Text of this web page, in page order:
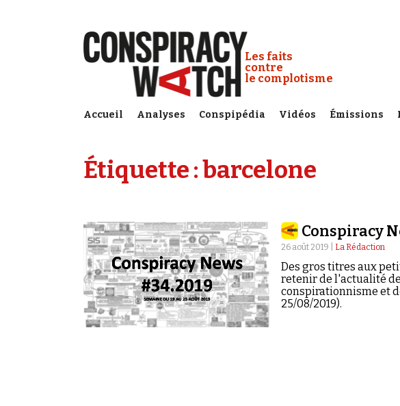
Conspiracy Watch :
Les faits
contre
le complotisme
Accueil Analyses Conspipédia Vidéos Émissions
Étiquette :barcelone
Conspiracy
26 août 2019 | La Rédaction
Des gros titres aux
retenir de l'actualité
conspirationnisme et
25/08/2019).